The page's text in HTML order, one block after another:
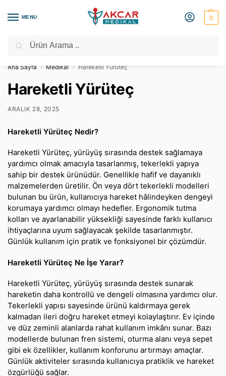
MENU 0
Medikal Market – Medikal Ürünler
Ana Sayfa / Medikal / Hareketli Yürüteç
Hareketli Yürüteç
ARALIK 28, 2025
Hareketli Yürüteç Nedir?
Hareketli Yürüteç, yürüyüş sırasında destek sağlamaya
yardımcı olmak amacıyla tasarlanmış, tekerlekli yapıya
sahip bir destek ürünüdür. Genellikle hafif ve dayanıklı
malzemelerden üretilir. Ön veya dört tekerlekli modelleri
bulunan bu ürün, kullanıcıya hareket hâlindeyken dengeyi
korumaya yardımcı olmayı hedefler. Ergonomik tutma
kolları ve ayarlanabilir yüksekliği sayesinde farklı kullanıcı
ihtiyaçlarına uyum sağlayacak şekilde tasarlanmıştır.
Günlük kullanım için pratik ve fonksiyonel bir çözümdür.
Hareketli Yürüteç Ne İşe Yarar?
Hareketli Yürüteç, yürüyüş sırasında destek sunarak
hareketin daha kontrollü ve dengeli olmasına yardımcı olur.
Tekerlekli yapısı sayesinde ürünü kaldırmaya gerek
kalmadan ileri doğru hareket etmeyi kolaylaştırır. Ev içinde
ve düz zeminli alanlarda rahat kullanım imkânı sunar. Bazı
modellerde bulunan fren sistemi, oturma alanı veya sepet
gibi ek özellikler, kullanım konforunu artırmayı amaçlar.
Günlük aktiviteler sırasında kullanıcıya pratiklik ve hareket
özgürlüğü sağlar.